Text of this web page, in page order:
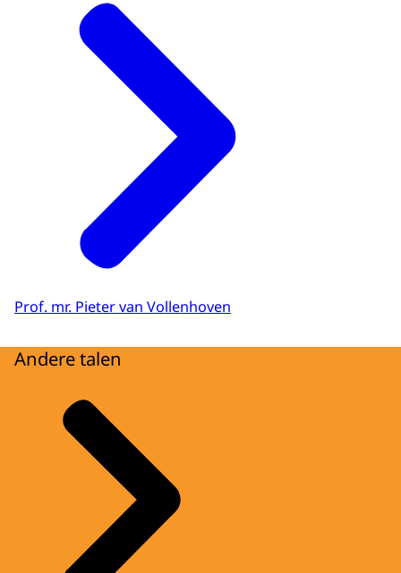
Prof. mr. Pieter van Vollenhoven
Andere talen